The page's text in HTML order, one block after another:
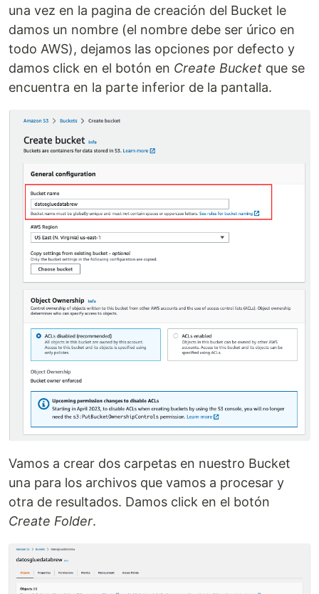
una vez en la pagina de creación del Bucket le
damos un nombre (el nombre debe ser úrico en
todo AWS), dejamos las opciones por defecto y
damos click en el botón en Create Bucket que se
encuentra en la parte inferior de la pantalla.
Vamos a crear dos carpetas en nuestro Bucket
una para los archivos que vamos a procesar y
otra de resultados. Damos click en el botón
Create Folder.